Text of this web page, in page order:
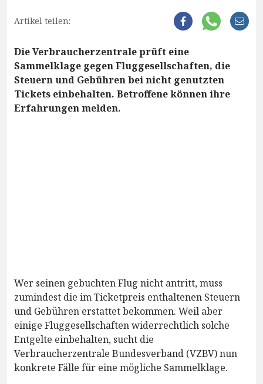
Artikel teilen:
Die Verbraucherzentrale prüft eine
Sammelklage gegen Fluggesellschaften, die
Steuern und Gebühren bei nicht genutzten
Tickets einbehalten. Betroffene können ihre
Erfahrungen melden.
Wer seinen gebuchten Flug nicht antritt, muss
zumindest die im Ticketpreis enthaltenen Steuern
und Gebühren erstattet bekommen. Weil aber
einige Fluggesellschaften widerrechtlich solche
Entgelte einbehalten, sucht die
Verbraucherzentrale Bundesverband (VZBV) nun
konkrete Fälle für eine mögliche Sammelklage.